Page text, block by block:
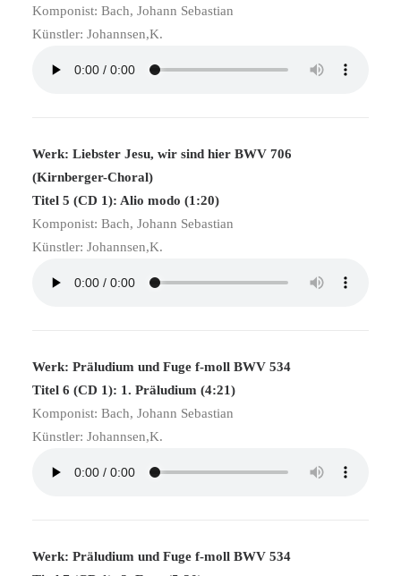
Komponist: Bach, Johann Sebastian
Künstler: Johannsen,K.
Werk: Liebster Jesu, wir sind hier BWV 706
(Kirnberger-Choral)
Titel 5 (CD 1): Alio modo (1:20)
Komponist: Bach, Johann Sebastian
Künstler: Johannsen,K.
Werk: Präludium und Fuge f-moll BWV 534
Titel 6 (CD 1): 1. Präludium (4:21)
Komponist: Bach, Johann Sebastian
Künstler: Johannsen,K.
Werk: Präludium und Fuge f-moll BWV 534